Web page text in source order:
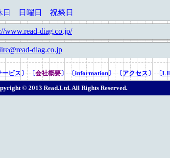
日 日曜日 祝祭日
www.read-diag.co.jp/
diag.co.jp
ービス〕 〔会社概要〕 〔information〕 〔アクセス〕 〔
© 2013 Read.Ltd. All Rights Reserved.